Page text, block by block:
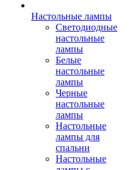
Настольные лампы
Светодиодные
настольные
лампы
Белые
настольные
лампы
Черные
настольные
лампы
Настольные
лампы для
спальни
Настольные